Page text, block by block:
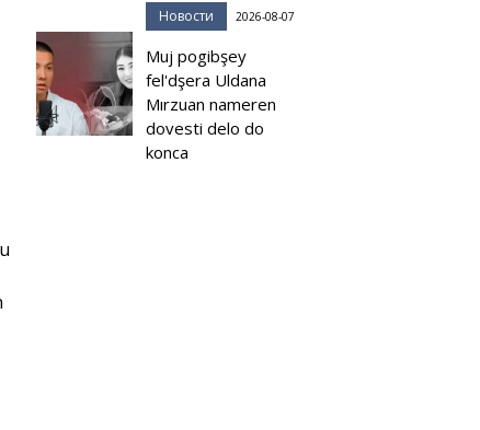
Новости 2026-08-07
Muj pogibşey
fel'dşera Uldana
Mırzuan nameren
dovesti delo do
konca